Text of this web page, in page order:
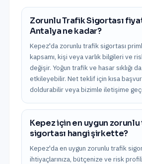
Zorunlu Trafik Sigortası
Antalya ne kadar?
Kepez'da zorunlu trafik sigortası
kapsamı, kişi veya varlık bilgileri ve
değişir. Yoğun trafik ve hasar sıklığı
etkileyebilir. Net teklif için kısa
doldurabilir veya bizimle iletişime
Kepez için en uygun
sigortası hangi şirkette?
Kepez'da en uygun zorunlu trafik
ihtiyaçlarınıza, bütçenize ve risk